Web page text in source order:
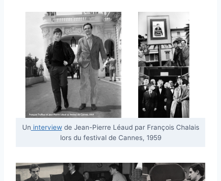
Un interviewde Jean-Pierre Léaud par François Chalais
lors du festival de Cannes, 1959